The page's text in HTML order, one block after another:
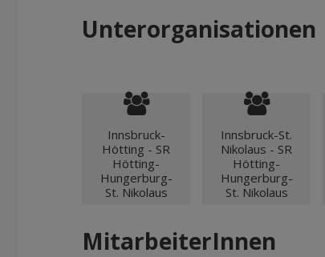
Unterorganisationen
Innsbruck-
Hötting - SR
Hötting-
Hungerburg-
St. Nikolaus
Innsbruck-St.
Nikolaus - SR
Hötting-
Hungerburg-
St. Nikolaus
MitarbeiterInnen